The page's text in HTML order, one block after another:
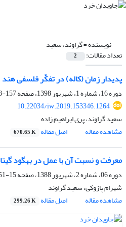
نویسنده =گراوند، سعید
تعداد مقالات: 2
پدیدار زمان (کاله) در تفکّر فلسفی هند
دوره 16، شماره 1، شهریور 1398، صفحه
157-178
10.22034/iw.2019.153346.1264
سعید گراوند، پری ابراهیم زاده
مشاهده مقاله
اصل مقاله 670.65 K
معرفت و نسبت آن با عمل در بهگود گیتا
دوره 06، شماره 2، شهریور 1388، صفحه
15-51
شهرام پازوکی، سعید گراوند
مشاهده مقاله
اصل مقاله 299.26 K